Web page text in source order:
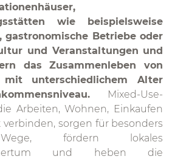
wie beispielsweise
gastronomische Betriebe oder
und Veranstaltungen und
das Zusammenleben von
mit unterschiedlichem Alter
Mixed-Use-
Arbeiten, Wohnen, Einkaufen
verbinden, sorgen für besonders
fördern lokales
und heben die